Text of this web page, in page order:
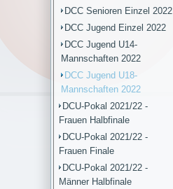
DCC Senioren Einzel 2022
DCC Jugend Einzel 2022
DCC Jugend U14-
Mannschaften 2022
DCC Jugend U18-
Mannschaften 2022
DCU-Pokal 2021/22 -
Frauen Halbfinale
DCU-Pokal 2021/22 -
Frauen Finale
DCU-Pokal 2021/22 -
Männer Halbfinale